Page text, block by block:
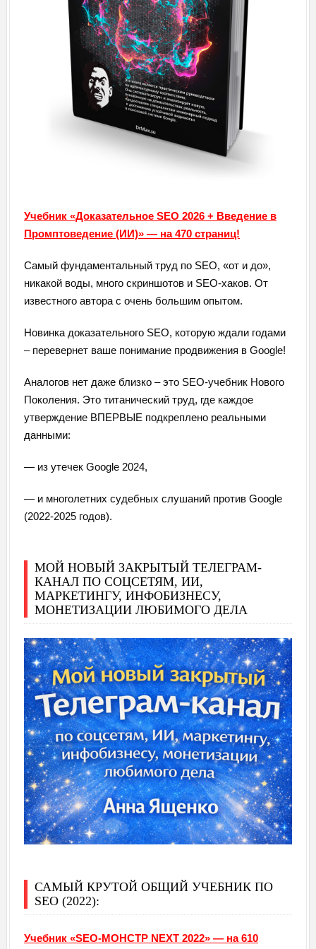
Учебник «Доказательное SEO 2026 + Введение в
Промптоведение (ИИ)» — на 470 страниц!
Самый фундаментальный труд по SEO, «от и до»,
никакой воды, много скриншотов и SEO-хаков. От
известного автора с очень большим опытом.
Новинка доказательного SEO, которую ждали годами
– перевернет ваше понимание продвижения в Google!
Аналогов нет даже близко – это SEO-учебник Нового
Поколения. Это титанический труд, где каждое
утверждение ВПЕРВЫЕ подкреплено реальными
данными:
— из утечек Google 2024,
— и многолетних судебных слушаний против Google
(2022-2025 годов).
МОЙ НОВЫЙ ЗАКРЫТЫЙ ТЕЛЕГРАМ-
КАНАЛ ПО СОЦСЕТЯМ, ИИ,
МАРКЕТИНГУ, ИНФОБИЗНЕСУ,
МОНЕТИЗАЦИИ ЛЮБИМОГО ДЕЛА
САМЫЙ КРУТОЙ ОБЩИЙ УЧЕБНИК ПО
SEO (2022):
Учебник «SEO-МОНСТР NEXT 2022» — на 610